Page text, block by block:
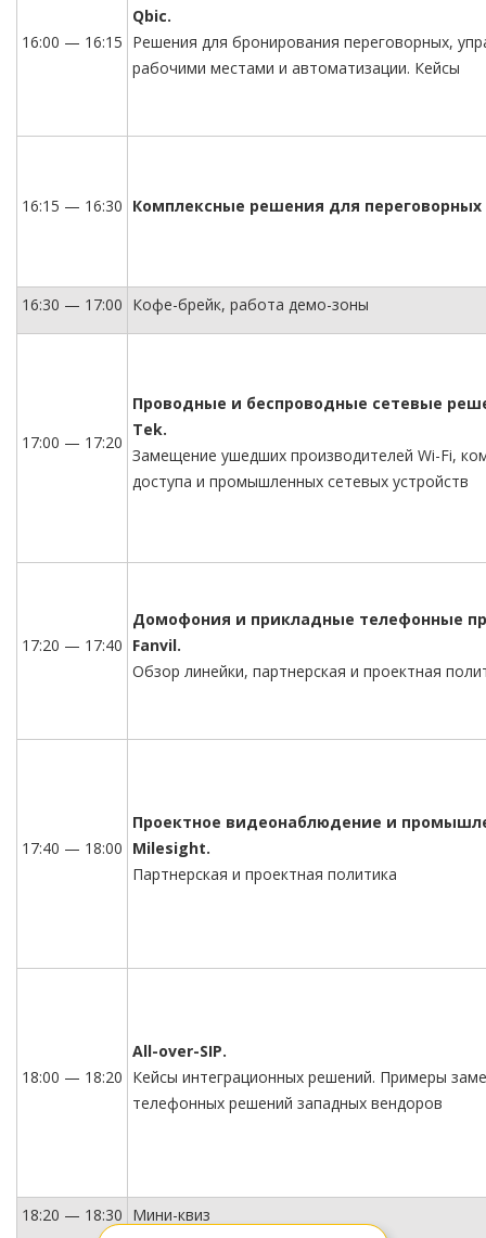
16:00 — 16:15
Qbic.
Решения для бронирования переговорных,
рабочими местами и автоматизации. Кейсы
16:15 — 16:30 Комплексные решения для
16:30 — 17:00 Кофе-брейк, работа демо-зоны
17:00 — 17:20
Проводные и беспроводные сетевые
Tek.
Замещение ушедших производителей Wi-Fi,
доступа и промышленных сетевых устройств
17:20 — 17:40
Домофония и прикладные телефонные
Fanvil.
Обзор линейки, партнерская и проектная
17:40 — 18:00
Проектное видеонаблюдение и
Milesight.
Партнерская и проектная политика
18:00 — 18:20
All-over-SIP.
Кейсы интеграционных решений. Примеры
телефонных решений западных вендоров
18:20 — 18:30 Мини-квиз